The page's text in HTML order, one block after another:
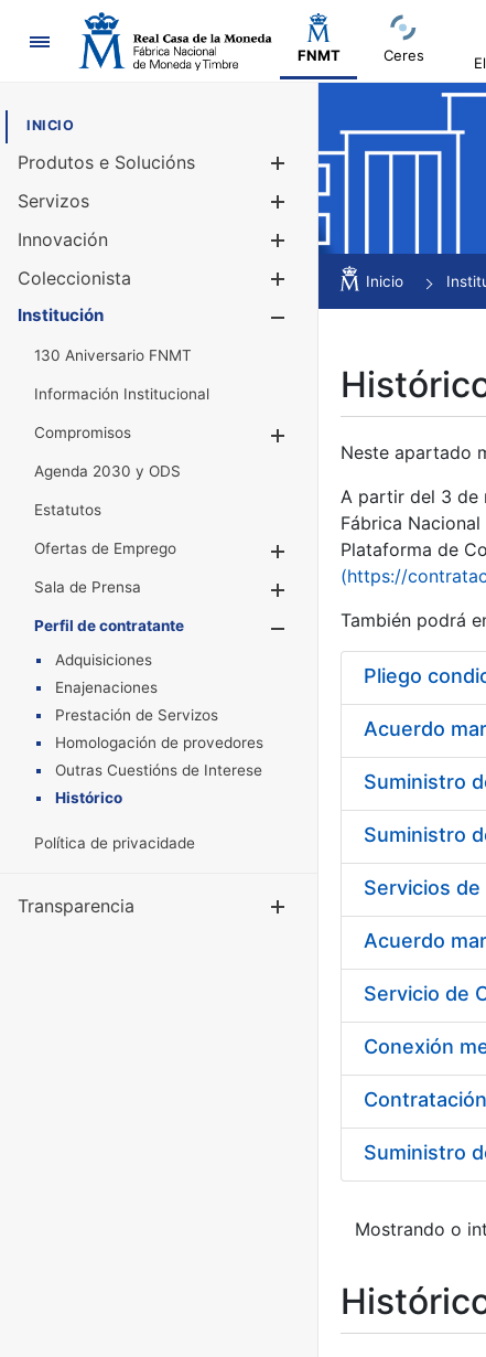
Navegación
FNMT Ceres
INICIO
Produtos e Solucións
Mostrar/
Servizos
Innovación
Coleccionista
Mostrar/
Institución
130 Aniversario FNMT
Información Institucional
Compromisos
Agenda 2030 y ODS
Estatutos
Ofertas de Emprego
Mostrar/
Sala de Prensa
Mostrar/Ocultar
Perfil de contratante
Mostrar/
Adquisiciones
Enajenaciones
Prestación de Servizos
Homologación de provedores
Outras Cuestións de Interese
Histórico
Política de privacidade
Transparencia
Inicio
Neste apartado
A partir del 3 de
Fábrica
Plataforma de
(https://
También podrá
Pliego
Acuerdo
Acuerdo
Suministro
Mostrando o